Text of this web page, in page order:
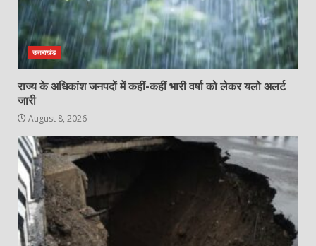
उत्तराखंड
राज्य के अधिकांश जनपदों में कहीं-कहीं भारी वर्षा को लेकर यलो अलर्ट
जारी
August 8, 2026